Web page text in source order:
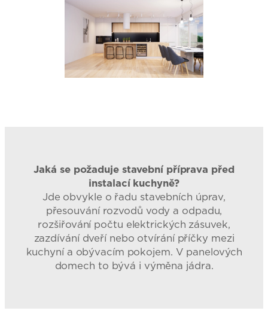
Jaká se požaduje stavební příprava před
instalací kuchyně?
Jde obvykle o řadu stavebních úprav,
přesouvání rozvodů vody a odpadu,
rozšiřování počtu elektrických zásuvek,
zazdívání dveří nebo otvírání příčky mezi
kuchyní a obývacím pokojem. V panelových
domech to bývá i výměna jádra.